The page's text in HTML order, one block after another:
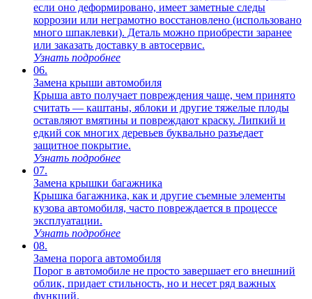
если оно деформировано, имеет заметные следы
коррозии или неграмотно восстановлено (использовано
много шпаклевки). Деталь можно приобрести заранее
или заказать доставку в автосервис.
Узнать подробнее
06.
Замена крыши автомобиля
Крыша авто получает повреждения чаще, чем принято
считать — каштаны, яблоки и другие тяжелые плоды
оставляют вмятины и повреждают краску. Липкий и
едкий сок многих деревьев буквально разъедает
защитное покрытие.
Узнать подробнее
07.
Замена крышки багажника
Крышка багажника, как и другие съемные элементы
кузова автомобиля, часто повреждается в процессе
эксплуатации.
Узнать подробнее
08.
Замена порога автомобиля
Порог в автомобиле не просто завершает его внешний
облик, придает стильность, но и несет ряд важных
функций.